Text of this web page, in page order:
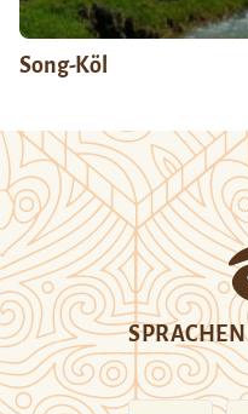
Song-Köl
SPRACHEN